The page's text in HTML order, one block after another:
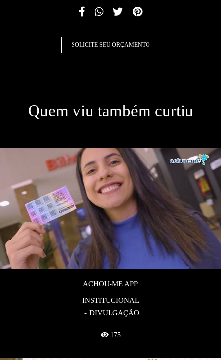
SOLICITE SEU ORÇAMENTO
Quem viu também curtiu
ACHOU-ME APP
INSTITUCIONAL
DIVULGAÇÃO
175